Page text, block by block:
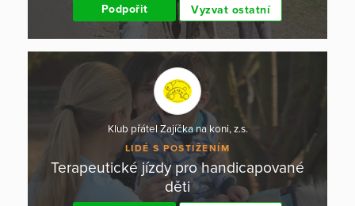
Podpořit Vyzvat ostatní
Klub přátel Zajíčka na koni, z.s.
LIDÉ S POSTIŽENÍM
Terapeutické jízdy pro handicapované
děti